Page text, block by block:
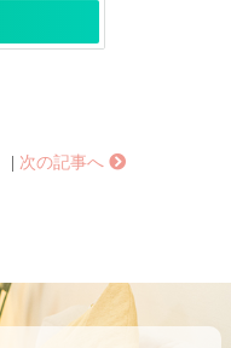
次の記事へ